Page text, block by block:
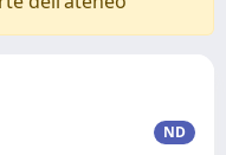
ND